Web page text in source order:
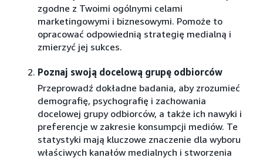
zgodne z Twoimi ogólnymi celami
marketingowymi i biznesowymi. Pomoże to
opracować odpowiednią strategię medialną i
zmierzyć jej sukces.
Poznaj swoją docelową grupę odbiorców
Przeprowadź dokładne badania, aby zrozumieć
demografię, psychografię i zachowania
docelowej grupy odbiorców, a także ich nawyki i
preferencje w zakresie konsumpcji mediów. Te
statystyki mają kluczowe znaczenie dla wyboru
właściwych kanałów medialnych i stworzenia